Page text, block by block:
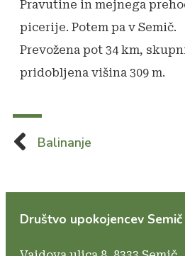
Pravutine in mejnega
picerije. Potem pa v Semič.
Prevožena pot 34 km,
pridobljena višina 309 m.
Balinanje
Društvo upokojencev Semič